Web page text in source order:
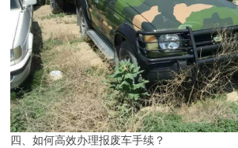
四、如何高效办理报废车手续？